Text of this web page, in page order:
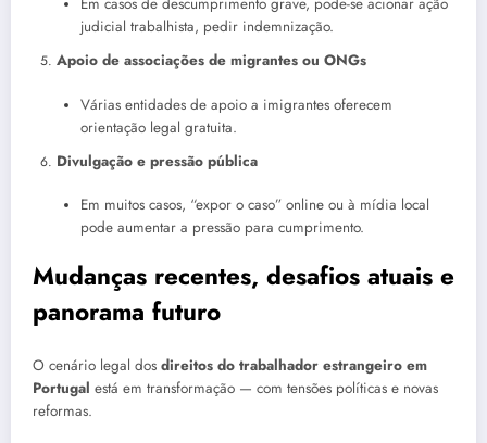
Em casos de descumprimento grave, pode-se acionar ação
judicial trabalhista, pedir indemnização.
Apoio de associações de migrantes ou ONGs
Várias entidades de apoio a imigrantes oferecem
orientação legal gratuita.
Divulgação e pressão pública
Em muitos casos, “expor o caso” online ou à mídia local
pode aumentar a pressão para cumprimento.
Mudanças recentes, desafios atuais e
panorama futuro
O cenário legal dos direitos do trabalhador estrangeiro em
Portugal está em transformação — com tensões políticas e novas
reformas.